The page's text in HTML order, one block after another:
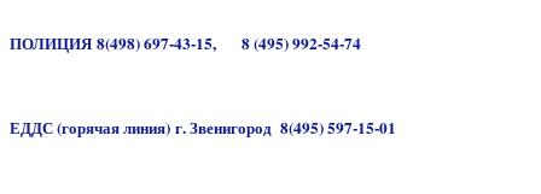
ПОЛИЦИЯ 8(498) 697-43-15, 8 (495) 992-54-74
ЕДДС(горячая линия) г. Звенигород 8(495) 597-15-01